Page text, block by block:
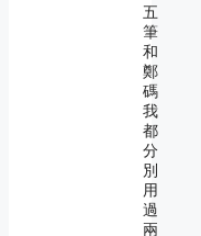
五
筆
和
鄭
碼
我
都
分
別
用
過
兩